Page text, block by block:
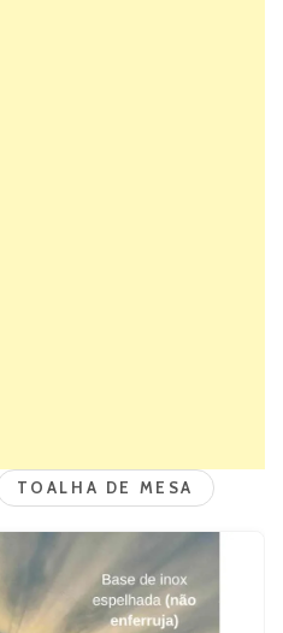
TOALHA DE MESA